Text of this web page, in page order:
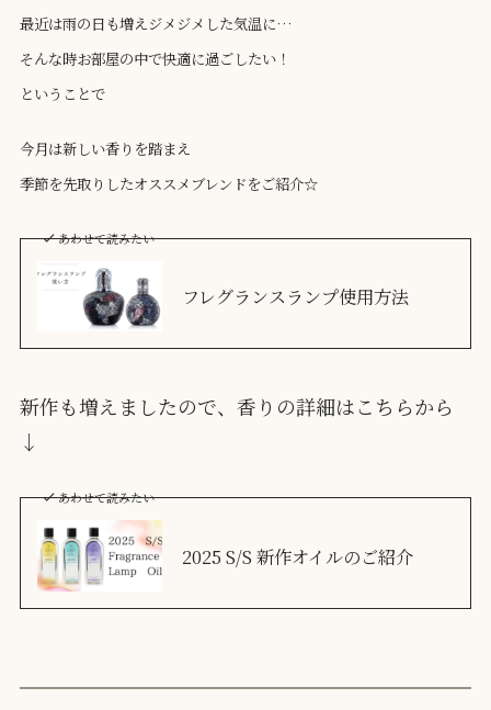
最近は雨の日も増えジメジメした気温に…
そんな時お部屋の中で快適に過ごしたい！
ということで
今月は新しい香りを踏まえ
季節を先取りしたオススメブレンドをご紹介☆
あわせて読みたい
フレグランスランプ使用方法
新作も増えましたので、香りの詳細はこちらから
↓
あわせて読みたい
2025 S/S 新作オイルのご紹介